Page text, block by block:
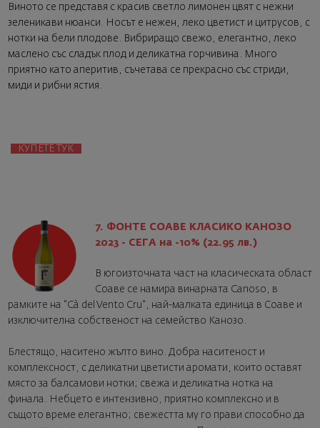
Виното се представя с красив светло лимонен цвят с нежни
зеленикави нюанси. Носът е нежен, леко цветист и цитрусов, с
нотки на бели плодове. Вибриращо свежо, елегантно, леко
маслено със сладък плод и деликатна горчивина. Много
приятно като аперитив, съчетава се прекрасно със стриди,
миди и рибни ястия.
КУПЕТЕ ТУК
7. ФОНТЕ СОАВЕ КЛАСИКО КАНОЗО
2023 - СЕГА на -10% (22.95 лв.)
В югоизточната част на класическата област
Соаве се намира винарната Canoso, в
рамките на "Cà del Vento Cru", най-малката единица в Соаве и
изключителна собственост на семейство Канозо.
Блестящо, наситено жълто вино. Добра наситеност и
комплексност, с деликатни цветисти аромати, които оставят
място за балсамови нотки; свежа и деликатна нотка на
финала. Небцето е интензивно, приятно комплексно и в
същото време елегантно; свежестта му го прави способно да